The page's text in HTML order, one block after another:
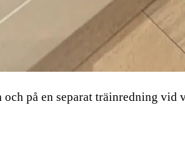
på en separat träinredning vid